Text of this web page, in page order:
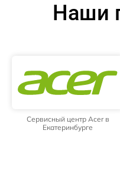
Наши
Сервисный центр Acer в
Екатеринбурге